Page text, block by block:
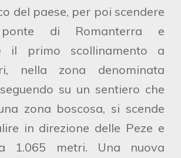
del paese, per poi scendere
di Romanterra e
il primo scollinamento a
nella zona denominata
su un sentiero che
zona boscosa, si scende
in direzione delle Peze e
1.065 metri. Una nuova